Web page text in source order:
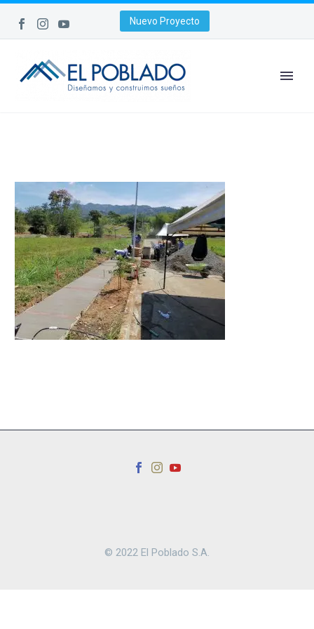
Nuevo Proyecto
© 2022 El Poblado S.A.